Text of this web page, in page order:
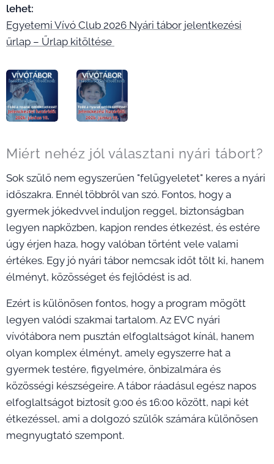
lehet:
Egyetemi Vívó Club 2026 Nyári tábor jelentkezési
űrlap – Űrlap kitöltése
Miért nehéz jól választani nyári tábort?
Sok szülő nem egyszerűen "felügyeletet" keres a nyári
időszakra. Ennél többről van szó. Fontos, hogy a
gyermek jókedvvel induljon reggel, biztonságban
legyen napközben, kapjon rendes étkezést, és estére
úgy érjen haza, hogy valóban történt vele valami
értékes. Egy jó nyári tábor nemcsak időt tölt ki, hanem
élményt, közösséget és fejlődést is ad.
Ezért is különösen fontos, hogy a program mögött
legyen valódi szakmai tartalom. Az EVC nyári
vívótábora nem pusztán elfoglaltságot kínál, hanem
olyan komplex élményt, amely egyszerre hat a
gyermek testére, figyelmére, önbizalmára és
közösségi készségeire. A tábor ráadásul egész napos
elfoglaltságot biztosít 9:00 és 16:00 között, napi két
étkezéssel, ami a dolgozó szülők számára különösen
megnyugtató szempont.